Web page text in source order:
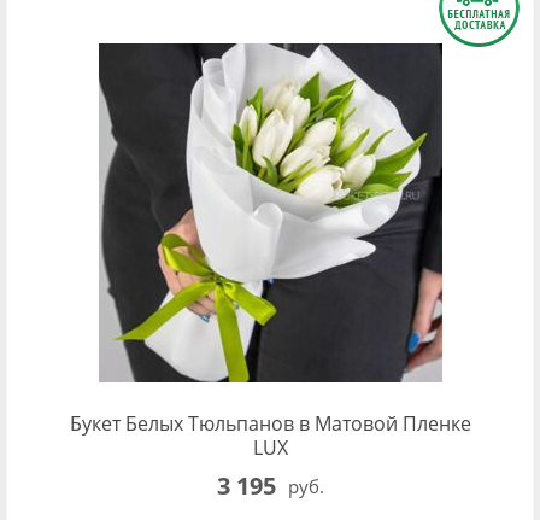
Букет Белых Тюльпанов в Матовой Пленке
LUX
3 195 руб.